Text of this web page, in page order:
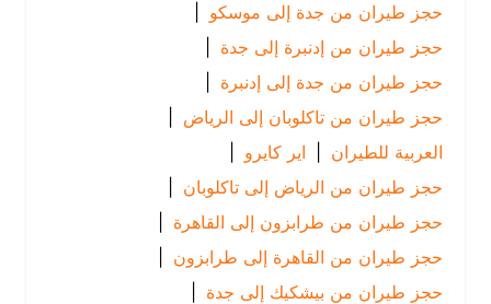
حجز طيران من جدة إلى موسكو |
حجز طيران من إدنبرة إلى جدة
حجز طيران من جدة إلى إدنبرة |
حجز طيران من تاكلوبان إلى الرياض
|
العربية للطيران | اير كايرو
|
حجز طيران من الرياض إلى تاكلوبان |
حجز طيران من طرابزون إلى القاهرة |
حجز طيران من القاهرة إلى طرابزون |
حجز طيران من بيشكيك إلى جدة